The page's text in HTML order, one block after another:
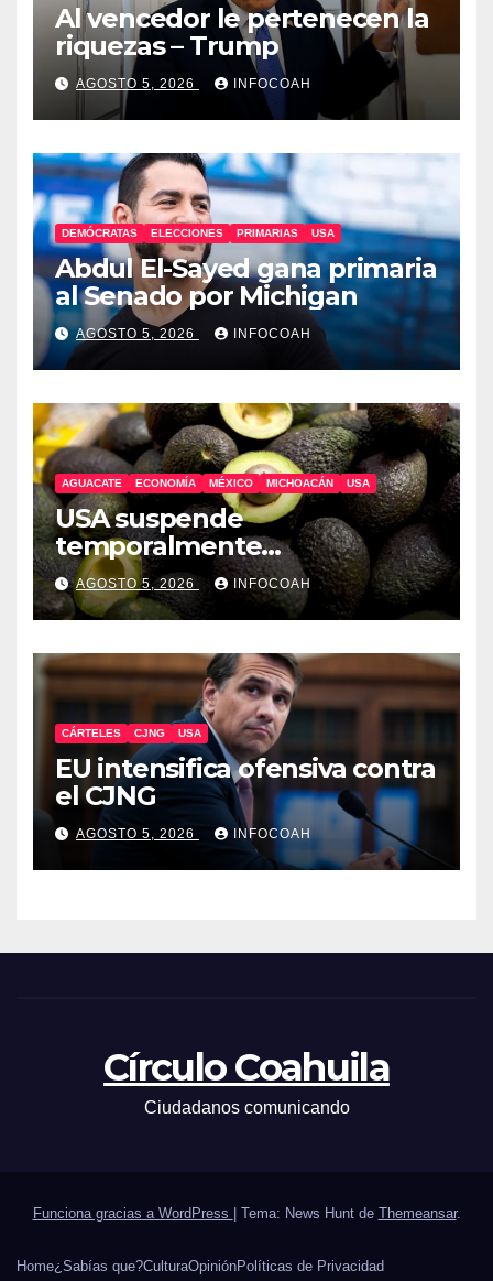
Al vencedor le pertenecen la
riquezas – Trump
AGOSTO 5, 2026 INFOCOAH
DEMÓCRATAS ELECCIONES PRIMARIAS USA
Abdul El-Sayed gana primaria
al Senado por Michigan
AGOSTO 5, 2026 INFOCOAH
AGUACATE ECONOMÍA MÉXICO MICHOACÁN USA
USA suspende
temporalmente
exportaciones de aguacate
michoacano
AGOSTO 5, 2026 INFOCOAH
CÁRTELES CJNG USA
EU intensifica ofensiva contra
el CJNG
AGOSTO 5, 2026 INFOCOAH
Círculo Coahuila
Ciudadanos comunicando
Funciona gracias a WordPress Tema: News Hunt de Themeansar.
Home¿Sabías que?CulturaOpiniónPolíticas de Privacidad